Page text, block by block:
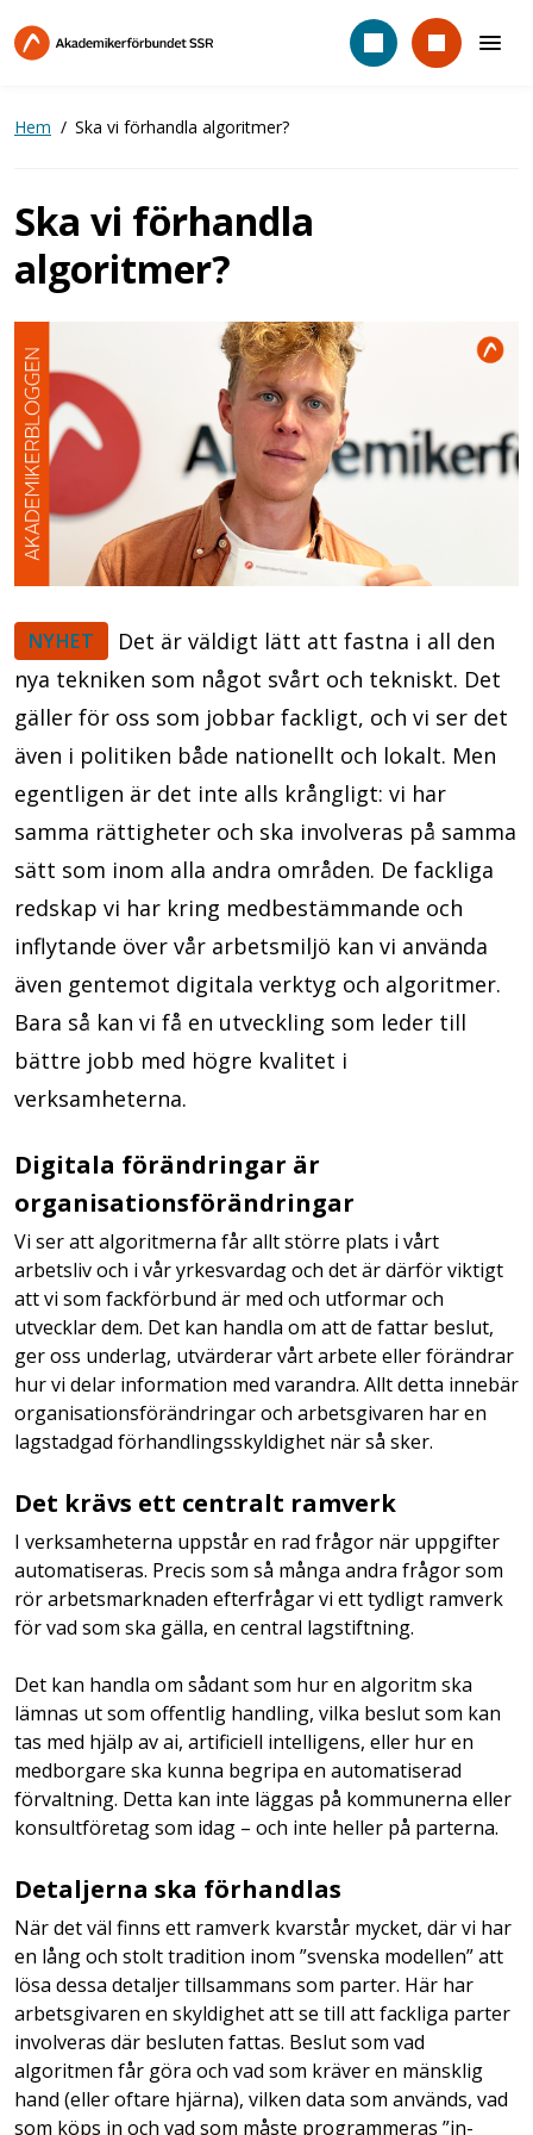
till
Hem Ska vi förhandla algoritmer?
Ska vi förhandla
algoritmer?
NYHET
Det är väldigt lätt att fastna i all den
nya tekniken som något svårt och tekniskt. Det
gäller för oss som jobbar fackligt, och vi ser det
även i politiken både nationellt och lokalt. Men
egentligen är det inte alls krångligt: vi har
samma rättigheter och ska involveras på samma
sätt som inom alla andra områden. De fackliga
redskap vi har kring medbestämmande och
inflytande över vår arbetsmiljö kan vi använda
även gentemot digitala verktyg och algoritmer.
Bara så kan vi få en utveckling som leder till
bättre jobb med högre kvalitet i
verksamheterna.
Digitala förändringar är
organisationsförändringar
Vi ser att algoritmerna får allt större plats i vårt
arbetsliv och i vår yrkesvardag och det är därför viktigt
att vi som fackförbund är med och utformar och
utvecklar dem. Det kan handla om att de fattar beslut,
ger oss underlag, utvärderar vårt arbete eller förändrar
hur vi delar information med varandra. Allt detta innebär
organisationsförändringar och arbetsgivaren har en
lagstadgad förhandlingsskyldighet när så sker.
Det krävs ett centralt ramverk
I verksamheterna uppstår en rad frågor när uppgifter
automatiseras. Precis som så många andra frågor som
rör arbetsmarknaden efterfrågar vi ett tydligt ramverk
för vad som ska gälla, en central lagstiftning.
Det kan handla om sådant som hur en algoritm ska
lämnas ut som offentlig handling, vilka beslut som kan
tas med hjälp av ai, artificiell intelligens, eller hur en
medborgare ska kunna begripa en automatiserad
förvaltning. Detta kan inte läggas på kommunerna eller
konsultföretag som idag – och inte heller på parterna.
Detaljerna ska förhandlas
När det väl finns ett ramverk kvarstår mycket, där vi har
en lång och stolt tradition inom ”svenska modellen” att
lösa dessa detaljer tillsammans som parter. Här har
arbetsgivaren en skyldighet att se till att fackliga parter
involveras där besluten fattas. Beslut som vad
algoritmen får göra och vad som kräver en mänsklig
hand (eller oftare hjärna), vilken data som används, vad
som köps in och vad som måste programmeras ”in-